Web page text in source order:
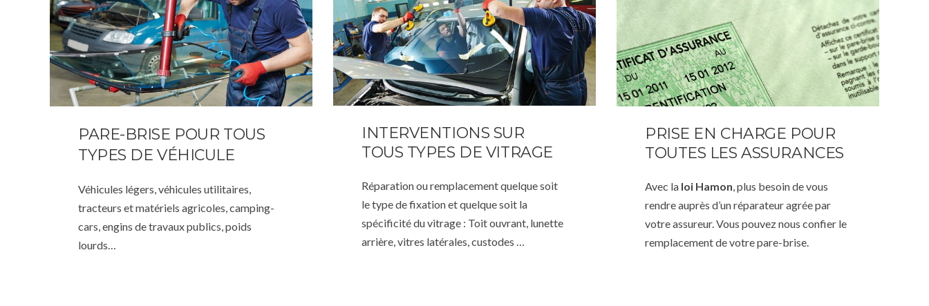
PARE-BRISE POUR TOUS
TYPES DE VÉHICULE
Véhicules légers, véhicules utilitaires,
tracteurs et matériels agricoles, camping-
cars, engins de travaux publics, poids
lourds…
INTERVENTIONS SUR
TOUS TYPES DE VITRAGE
Réparation ou remplacement quelque soit
le type de fixation et quelque soit la
spécificité du vitrage : Toit ouvrant, lunette
arrière, vitres latérales, custodes …
PRISE EN CHARGE POUR
TOUTES LES ASSURANCES
Avec la loi Hamon, plus besoin de vous
rendre auprès d’un réparateur agrée par
votre assureur. Vous pouvez nous confier le
remplacement de votre pare-brise.